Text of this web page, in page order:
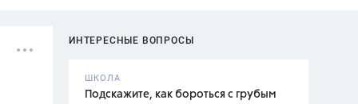
ИНТЕРЕСНЫЕ ВОПРОСЫ
ШКОЛА
Подскажите, как бороться с грубым